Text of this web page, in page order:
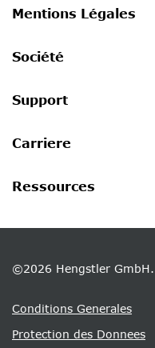
Mentions Légales
Société
Support
Carriere
Ressources
©2026 Hengstler
Conditions Generales
Protection des Donnees